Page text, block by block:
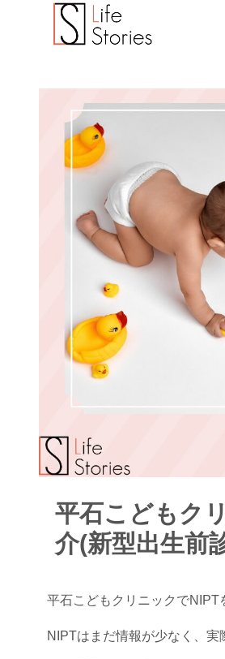
平石こどもク
介(新型出生前
平石こどもクリニックでNIPT
NIPTはまだ情報が少なく、実